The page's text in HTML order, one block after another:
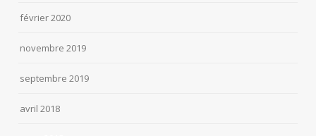
février 2020
novembre 2019
septembre 2019
avril 2018